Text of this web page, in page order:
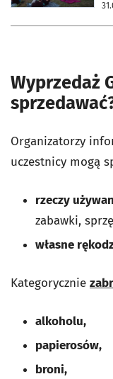
Wyprzedaż
Organizatorzy
uczestnicy mogą
rzeczy
zabawki,
własne
Kategorycznie
alkoholu,
papierosów,
broni,